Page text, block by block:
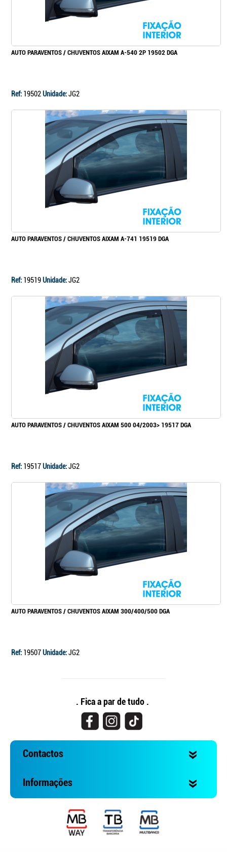
AUTO PARAVENTOS / CHUVENTOS AIXAM A-540 2P 19502 DGA
Ref: 19502Unidade:JG2
AUTO PARAVENTOS / CHUVENTOS AIXAM A-741 19519 DGA
Ref: 19519Unidade:JG2
AUTO PARAVENTOS / CHUVENTOS AIXAM 500 04/2003> 19517 DGA
Ref: 19517Unidade:JG2
AUTO PARAVENTOS / CHUVENTOS AIXAM 300/400/500 DGA
Ref: 19507Unidade:JG2
Continuar a comprar
. Fica a par de tudo .
Contactos
Informações